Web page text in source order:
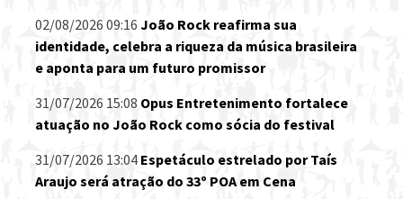
02/08/2026 09:16 João Rock reafirma sua
identidade, celebra a riqueza da música brasileira
e aponta para um futuro promissor
31/07/2026 15:08 Opus Entretenimento fortalece
atuação no João Rock como sócia do festival
31/07/2026 13:04 Espetáculo estrelado por Taís
Araujo será atração do 33º POA em Cena